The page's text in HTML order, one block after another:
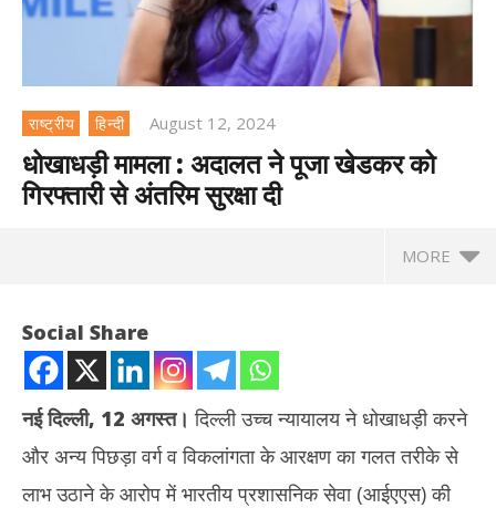
राष्ट्रीय हिन्दी August 12, 2024
धोखाधड़ी मामला : अदालत ने पूजा खेडकर को
गिरफ्तारी से अंतरिम सुरक्षा दी
MORE
Social Share
नई दिल्ली, 12 अगस्त। दिल्ली उच्च न्यायालय ने धोखाधड़ी करने
और अन्य पिछड़ा वर्ग व विकलांगता के आरक्षण का गलत तरीके से
लाभ उठाने के आरोप में भारतीय प्रशासनिक सेवा (आईएएस) की